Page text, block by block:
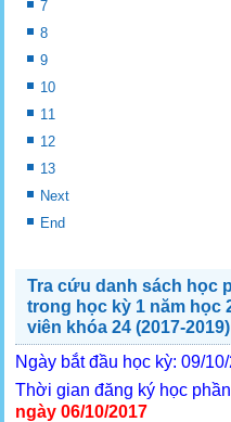
7
8
9
10
11
12
13
Next
End
Tra cứu danh sách học
trong học kỳ 1 năm học
viên khóa 24 (2017-
Ngày bắt đầu học kỳ: 09/
Thời gian đăng ký học
ngày 06/10/2017